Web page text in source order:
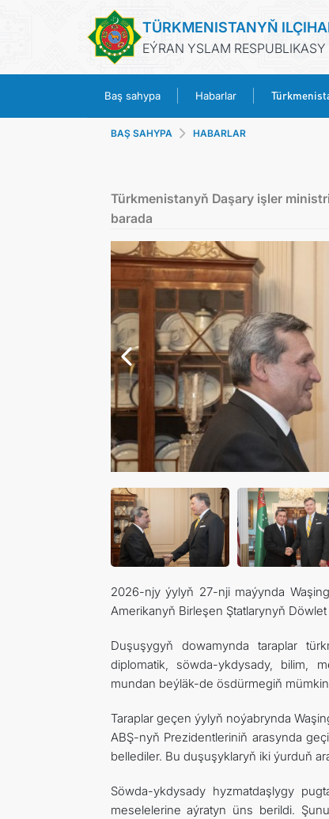
TÜRKMENISTANYŇ
EÝRAN YSLAM
Baş sahypa Habarlar
BAŞ SAHYPA HABARLAR
Türkmenistanyň Daşary işler
barada
2026-njy ýylyň 27-nji maýynda
Amerikanyň Birleşen Ştatlarynyň
Duşuşygyň dowamynda taraplar
diplomatik, söwda-ykdysady, bilim,
mundan beýläk-de ösdürmegiň
Taraplar geçen ýylyň noýabrynda
ABŞ-nyň Prezidentleriniň arasynda
bellediler. Bu duşuşyklaryň iki ýurduň
Söwda-ykdysady hyzmatdaşlygy
meselelerine aýratyn üns berildi.